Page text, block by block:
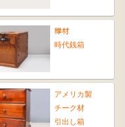
﨔材
時代銭箱
アメリカ製
チーク材
引出し箱